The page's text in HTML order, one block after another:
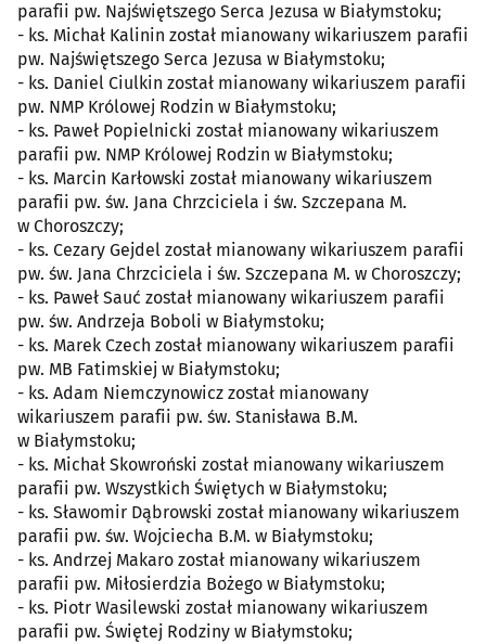
parafii pw. Najświętszego Serca Jezusa w Białymstoku;
- ks. Michał Kalinin został mianowany wikariuszem parafii
pw. Najświętszego Serca Jezusa w Białymstoku;
- ks. Daniel Ciulkin został mianowany wikariuszem parafii
pw. NMP Królowej Rodzin w Białymstoku;
- ks. Paweł Popielnicki został mianowany wikariuszem
parafii pw. NMP Królowej Rodzin w Białymstoku;
- ks. Marcin Karłowski został mianowany wikariuszem
parafii pw. św. Jana Chrzciciela i św. Szczepana M.
w Choroszczy;
- ks. Cezary Gejdel został mianowany wikariuszem parafii
pw. św. Jana Chrzciciela i św. Szczepana M. w Choroszczy;
- ks. Paweł Sauć został mianowany wikariuszem parafii
pw. św. Andrzeja Boboli w Białymstoku;
- ks. Marek Czech został mianowany wikariuszem parafii
pw. MB Fatimskiej w Białymstoku;
- ks. Adam Niemczynowicz został mianowany
wikariuszem parafii pw. św. Stanisława B.M.
w Białymstoku;
- ks. Michał Skowroński został mianowany wikariuszem
parafii pw. Wszystkich Świętych w Białymstoku;
- ks. Sławomir Dąbrowski został mianowany wikariuszem
parafii pw. św. Wojciecha B.M. w Białymstoku;
- ks. Andrzej Makaro został mianowany wikariuszem
parafii pw. Miłosierdzia Bożego w Białymstoku;
- ks. Piotr Wasilewski został mianowany wikariuszem
parafii pw. Świętej Rodziny w Białymstoku;